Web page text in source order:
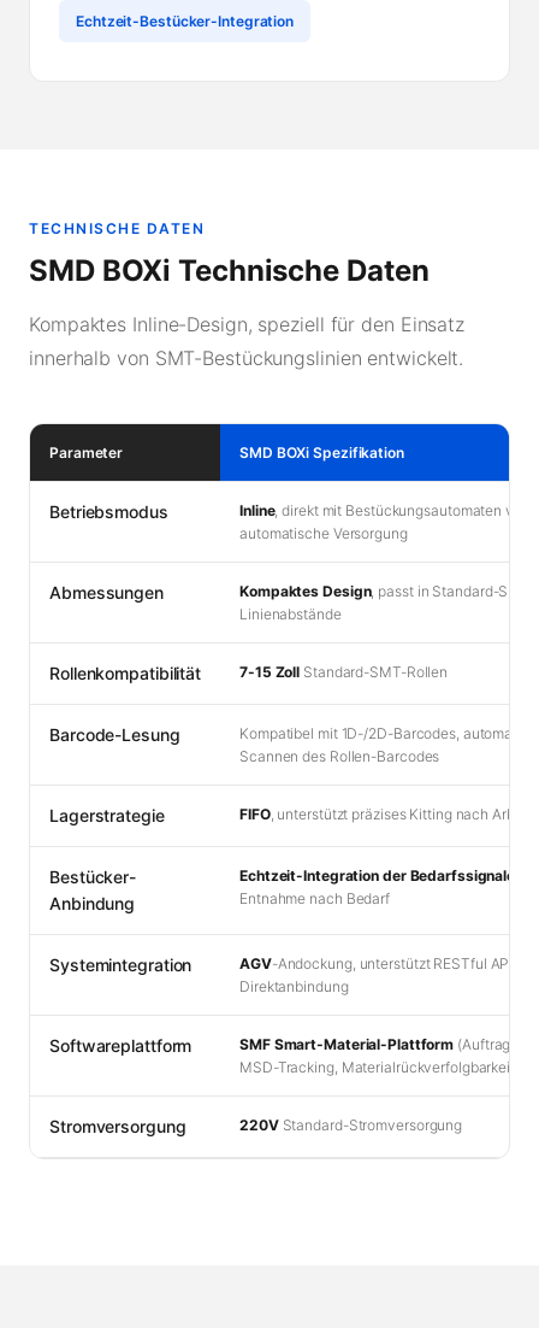
Echtzeit-Bestücker-Integration
TECHNISCHE DATEN
SMD BOXi Technische Daten
Kompaktes Inline-Design, speziell für den Einsatz
innerhalb von SMT-Bestückungslinien entwickelt.
Parameter SMD BOXi Spezifikation
Betriebsmodus Inline, direkt mit Bestückungsautomaten
automatische Versorgung
Abmessungen Kompaktes Design, passt in Standard-SMT-
Linienabstände
Rollenkompatibilität 7-15 Zoll Standard-SMT-Rollen
Barcode-Lesung
Kompatibel mit 1D-/2D-Barcodes,
Scannen des Rollen-Barcodes
Lagerstrategie FIFO, unterstützt präzises Kitting nach
Bestücker-
Anbindung
Echtzeit-Integration der Bedarfssignale
Entnahme nach Bedarf
Systemintegration AGV-Andockung, unterstützt RESTful API /
Direktanbindung
Softwareplattform SMF Smart-Material-Plattform
MSD-Tracking, Materialrückverfolgbarkeit)
Stromversorgung 220VStandard-Stromversorgung